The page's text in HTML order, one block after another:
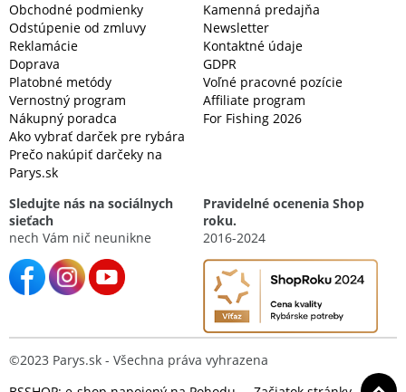
Obchodné podmienky
Odstúpenie od zmluvy
Reklamácie
Doprava
Platobné metódy
Vernostný program
Nákupný poradca
Ako vybrať darček pre rybára
Prečo nakúpiť darčeky na
Parys.sk
Kamenná predajňa
Newsletter
Kontaktné údaje
GDPR
Voľné pracovné pozície
Affiliate program
For Fishing 2026
Sledujte nás na sociálnych
sieťach
nech Vám nič neunikne
Pravidelné ocenenia Shop
roku.
2016-2024
©2023 Parys.sk - Všechna práva vyhrazena